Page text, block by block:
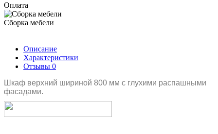
Оплата
Сборка мебели
Описание
Характеристики
Отзывы 0
Шкаф верхний шириной 800 мм с глухими распашными
фасадами.